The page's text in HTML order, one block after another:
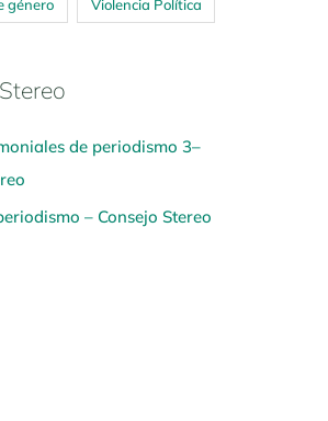
género Violencia Política
de periodismo 3–
– Consejo Stereo